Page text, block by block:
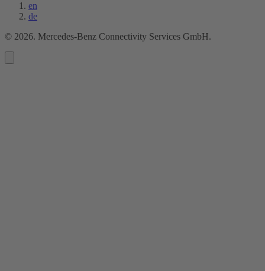
en
de
© 2026. Mercedes-Benz Connectivity Services GmbH.